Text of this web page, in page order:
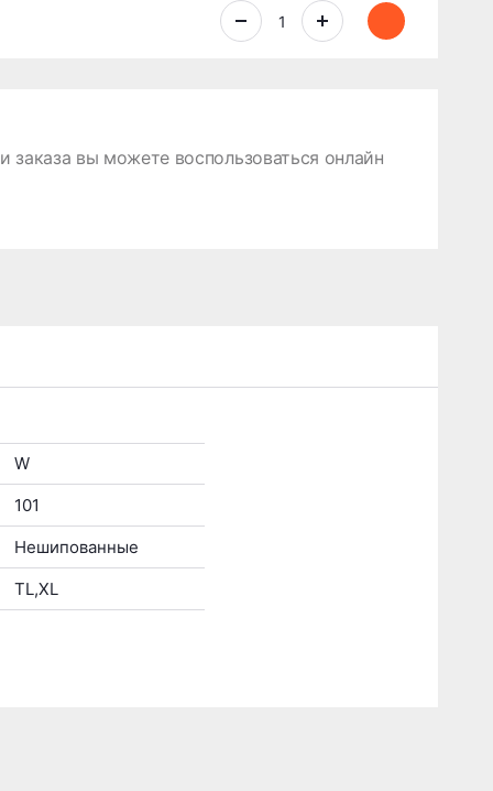
заказа вы можете воспользоваться онлайн
W
101
Нешипованные
TL,XL